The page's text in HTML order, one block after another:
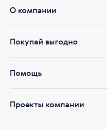
О компании
Покупай выгодно
Помощь
Проекты компании